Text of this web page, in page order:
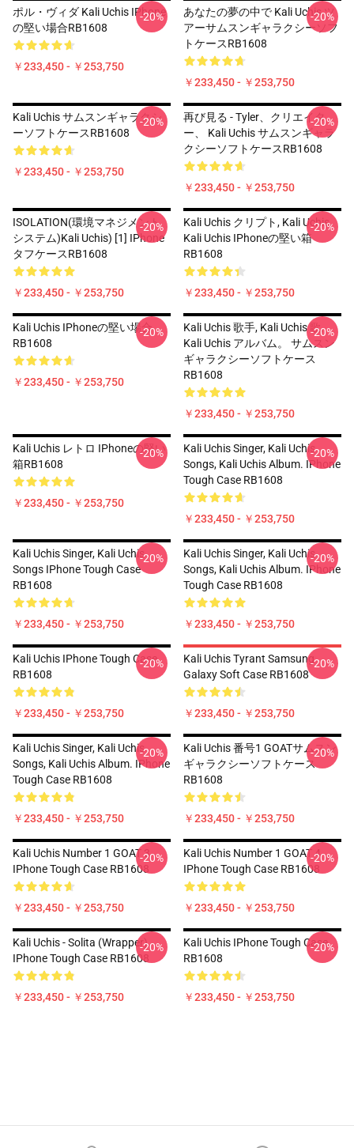
ポル・ヴィダ Kali Uchis IPhone
の堅い場合RB1608
￥233,450 - ￥253,750
-20%
あなたの夢の中で Kali Uchis ツ
アーサムスンギャラクシーソフ
トケースRB1608
￥233,450 - ￥253,750
-20%
Kali Uchis サムスンギャラクシ
ーソフトケースRB1608
￥233,450 - ￥253,750
-20%
再び見る - Tyler、クリエイタ
ー、 Kali Uchis サムスンギャラ
クシーソフトケースRB1608
￥233,450 - ￥253,750
-20%
ISOLATION(環境マネジメント
システム)Kali Uchis) [1] IPhone
タフケースRB1608
￥233,450 - ￥253,750
-20%
Kali Uchis クリプト, Kali Uchis,
Kali Uchis IPhoneの堅い箱
RB1608
￥233,450 - ￥253,750
-20%
Kali Uchis IPhoneの堅い場合
RB1608
￥233,450 - ￥253,750
-20%
Kali Uchis 歌手, Kali Uchis 歌,
Kali Uchis アルバム。 サムスン
ギャラクシーソフトケース
RB1608
￥233,450 - ￥253,750
-20%
Kali Uchis レトロ IPhoneの堅い
箱RB1608
￥233,450 - ￥253,750
-20%
Kali Uchis Singer, Kali Uchis
Songs, Kali Uchis Album. IPhone
Tough Case RB1608
￥233,450 - ￥253,750
-20%
Kali Uchis Singer, Kali Uchis
Songs IPhone Tough Case
RB1608
￥233,450 - ￥253,750
-20%
Kali Uchis Singer, Kali Uchis
Songs, Kali Uchis Album. IPhone
Tough Case RB1608
￥233,450 - ￥253,750
-20%
Kali Uchis IPhone Tough Case
RB1608
￥233,450 - ￥253,750
-20%
Kali Uchis Tyrant Samsung
Galaxy Soft Case RB1608
￥233,450 - ￥253,750
-20%
Kali Uchis Singer, Kali Uchis
Songs, Kali Uchis Album. IPhone
Tough Case RB1608
￥233,450 - ￥253,750
-20%
Kali Uchis 番号1 GOATサムスン
ギャラクシーソフトケース
RB1608
￥233,450 - ￥253,750
-20%
Kali Uchis Number 1 GOAT 3
IPhone Tough Case RB1608
￥233,450 - ￥253,750
-20%
Kali Uchis Number 1 GOAT 4
IPhone Tough Case RB1608
￥233,450 - ￥253,750
-20%
Kali Uchis - Solita (wrapper)
IPhone Tough Case RB1608
￥233,450 - ￥253,750
-20%
Kali Uchis IPhone Tough Case
RB1608
￥233,450 - ￥253,750
-20%